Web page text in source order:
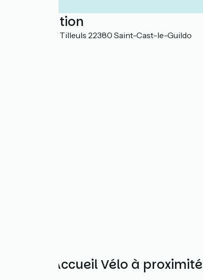
Localisation
7 Avenue des Tilleuls 22380 Saint-Cast-le-Guildo
Autres Accueil Vélo à proximité